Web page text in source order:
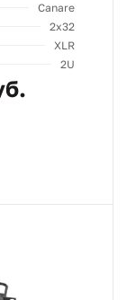
Canare
2x32
XLR
2U